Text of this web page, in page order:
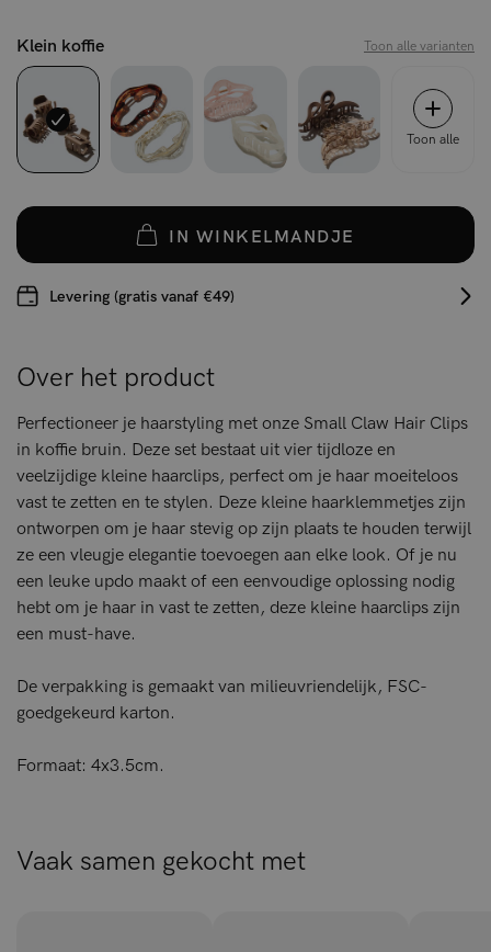
Klein koffie Toon alle varianten
Toon alle
IN WINKELMANDJE
Levering (gratis vanaf €49)
Over het product
Perfectioneer je haarstyling met onze Small Claw Hair Clips
in koffie bruin. Deze set bestaat uit vier tijdloze en
veelzijdige kleine haarclips, perfect om je haar moeiteloos
vast te zetten en te stylen. Deze kleine haarklemmetjes zijn
ontworpen om je haar stevig op zijn plaats te houden terwijl
ze een vleugje elegantie toevoegen aan elke look. Of je nu
een leuke updo maakt of een eenvoudige oplossing nodig
hebt om je haar in vast te zetten, deze kleine haarclips zijn
een must-have.
De verpakking is gemaakt van milieuvriendelijk, FSC-
goedgekeurd karton.
Formaat: 4x3.5cm.
Vaak samen gekocht met